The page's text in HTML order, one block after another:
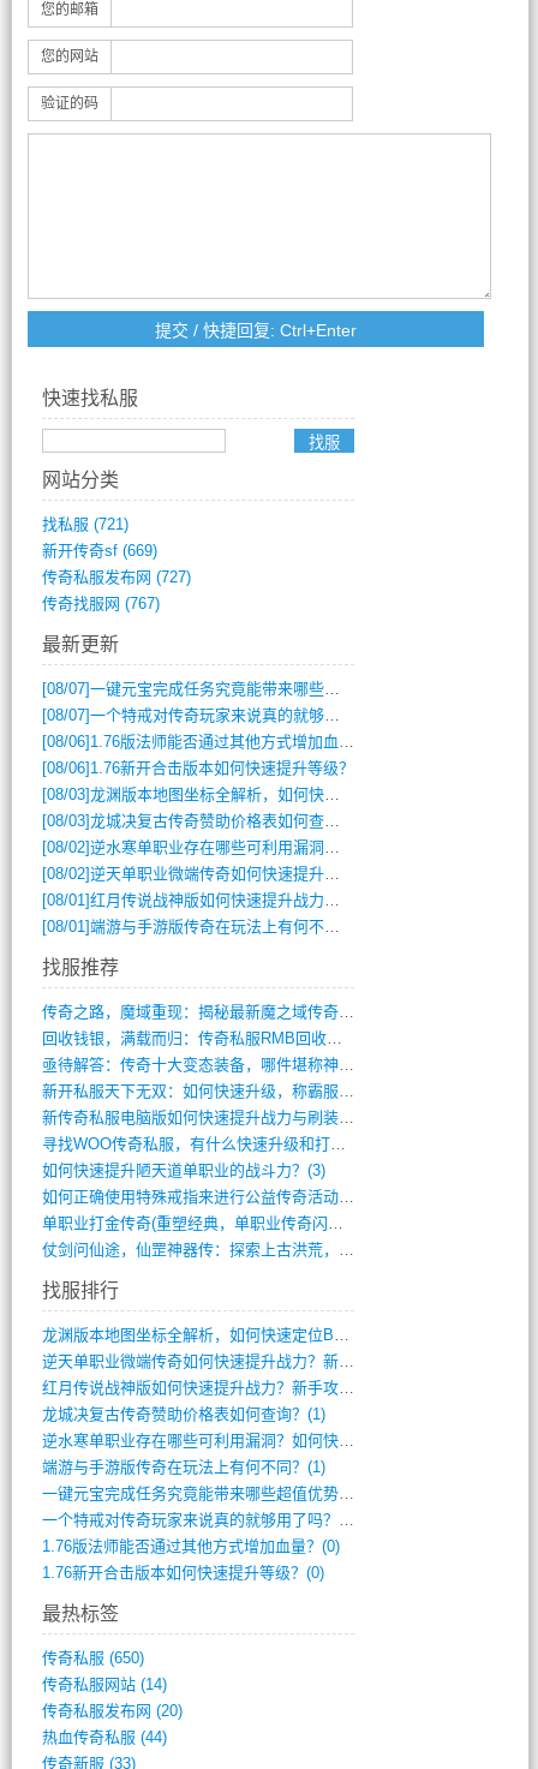
您的邮箱
您的网站
验证的码
快速找私服
网站分类
找私服 (721)
新开传奇sf(669)
传奇私服发布网 (727)
传奇找服网 (767)
最新更新
[08/07]一键元宝完成任务究竟能带来哪些超值优势？
[08/07]一个特戒对传奇玩家来说真的就够用了吗？
[08/06] 1.76版法师能否通过其他方式增加血量？
[08/06] 1.76新开合击版本如何快速提升等级？
[08/03]龙渊版本地图坐标全解析，如何快速定位BOSS位置？
[08/03]龙城决复古传奇赞助价格表如何查询？
[08/02]逆水寒单职业存在哪些可利用漏洞？如何快速提升战力？
[08/02]逆天单职业微端传奇如何快速提升战力？新手必看攻略
[08/01]红月传说战神版如何快速提升战力？新手攻略全解析？
[08/01]端游与手游版传奇在玩法上有何不同？
找服推荐
传奇之路，魔域重现：揭秘最新魔之域传奇攻(712)
回收钱银，满载而归：传奇私服RMB回收装(548)
亟待解答：传奇十大变态装备，哪件堪称神器(347)
新开私服天下无双：如何快速升级，称霸服务(681)
新传奇私服电脑版如何快速提升战力与刷装备(835)
寻找WOO传奇私服，有什么快速升级和打宝(864)
如何快速提升陋天道单职业的战斗力？(3)
如何正确使用特殊戒指来进行公益传奇活动？(10)
单职业打金传奇(重塑经典，单职业传奇闪耀(10)
仗剑问仙途，仙罡神器传：探索上古洪荒，揭(813)
找服排行
龙渊版本地图坐标全解析，如何快速定位BO(3)
逆天单职业微端传奇如何快速提升战力？新手(2)
红月传说战神版如何快速提升战力？新手攻略(2)
龙城决复古传奇赞助价格表如何查询？(1)
逆水寒单职业存在哪些可利用漏洞？如何快速(1)
端游与手游版传奇在玩法上有何不同？(1)
一键元宝完成任务究竟能带来哪些超值优势？(0)
一个特戒对传奇玩家来说真的就够用了吗？(0)
1.76版法师能否通过其他方式增加血量？(0)
1.76新开合击版本如何快速提升等级？(0)
最热标签
传奇私服 (650)
传奇私服网站(14)
传奇私服发布网 (20)
热血传奇私服 (44)
传奇新服 (33)